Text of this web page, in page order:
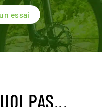
essai
PAS...